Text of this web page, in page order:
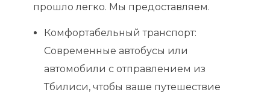
прошло легко. Мы предоставляем.
Комфортабельный транспорт:
Современные автобусы или
автомобили с отправлением из
Тбилиси, чтобы ваше путешествие